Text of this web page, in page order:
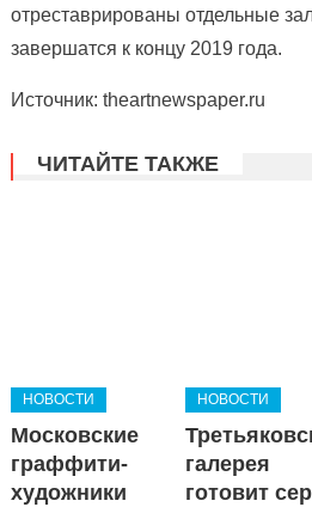
отреставрированы отдельные
завершатся к концу 2019 года.
Источник: theartnewspaper.ru
ЧИТАЙТЕ ТАКЖЕ
НОВОСТИ
Московские
граффити-
художники
НОВОСТИ
галерея
готовит